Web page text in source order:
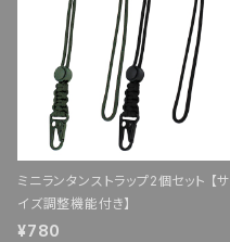
ミニランタンストラップ2個セット 【サ
イズ調整機能付き】
¥780